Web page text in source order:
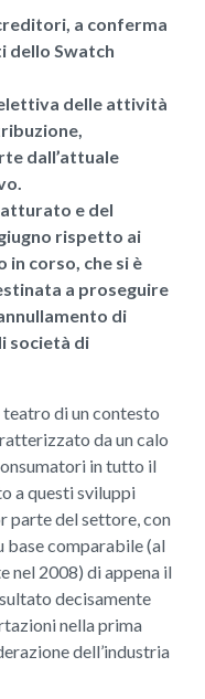
a conferma
dello Swatch
delle attività
dall’attuale
e del
rispetto ai
in corso, che si è
a proseguire
di
società di
di un contesto
da un calo
in tutto il
a questi sviluppi
parte del settore, con
base comparabile (al
nel 2008) di appena il
decisamente
nella prima
dell’industria